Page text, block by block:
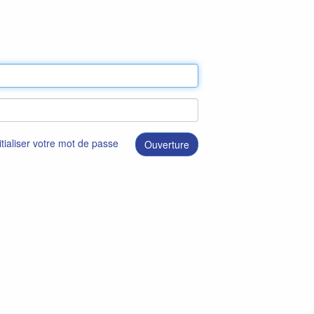
votre mot de passe